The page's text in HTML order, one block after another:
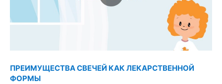
ПРЕИМУЩЕСТВА СВЕЧЕЙ КАК ЛЕКАРСТВЕННОЙ
ФОРМЫ